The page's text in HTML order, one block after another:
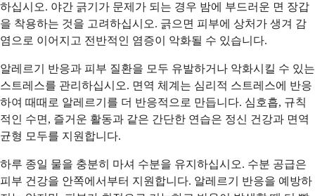
하십시오. 야간 긁기가 문제가 되는 경우 밤에 부드러운 면 장갑
을 착용하는 것을 고려하십시오. 긁으면 피부에 상처가 생겨 감
염으로 이어지고 전반적인 염증이 악화될 수 있습니다.
알레르기 반응과 피부 질환을 모두 유발하거나 악화시킬 수 있는
스트레스를 관리하십시오. 면역 체계는 심리적 스트레스에 반응
하여 때때로 알레르기를 더 반응적으로 만듭니다. 심호흡, 규칙
적인 수면, 즐거운 활동과 같은 간단한 연습은 정신 건강과 면역
균형 모두를 지원합니다.
하루 종일 물을 충분히 마셔 수분을 유지하십시오. 수분 공급은
피부 건강을 안쪽에서부터 지원합니다. 알레르기 반응을 예방하